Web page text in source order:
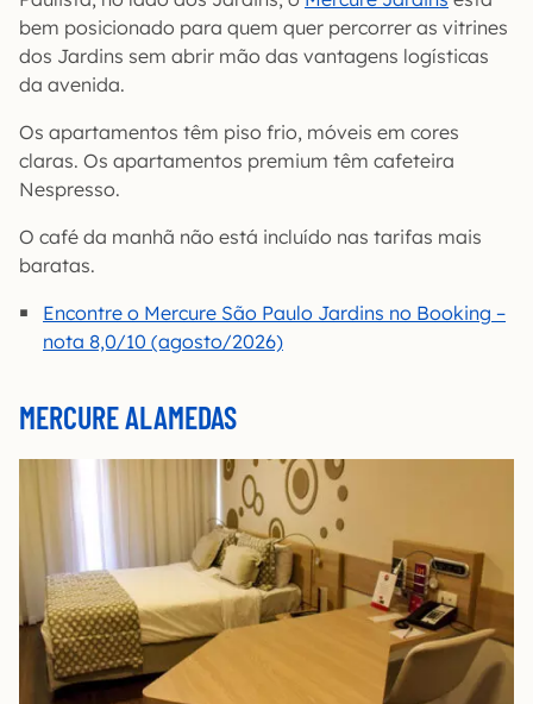
bem posicionado para quem quer percorrer as vitrines
dos Jardins sem abrir mão das vantagens logísticas
da avenida.
Os apartamentos têm piso frio, móveis em cores
claras. Os apartamentos premium têm cafeteira
Nespresso.
O café da manhã não está incluído nas tarifas mais
baratas.
Encontre o Mercure São Paulo Jardins no Booking –
nota 8,0/10 (agosto/2026)
MERCURE ALAMEDAS